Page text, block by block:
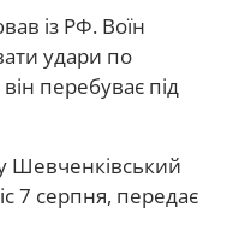
із РФ. Воїн
удари по
перебуває під
Шевченківський
7 серпня, передає